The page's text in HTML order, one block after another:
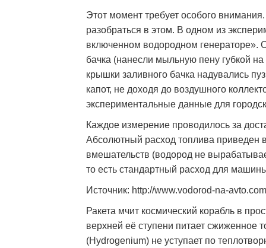
Этот момент требует особого
разобраться в этом. В одном из
включенном водородном генераторе».
бачка (нанесли мыльную пену губкой
крышки заливного бачка надувались
капот, не доходя до воздушного
экспериментальные данные для
Каждое измерение проводилось за
Абсолютный расход топлива приведен
вмешательств (водород не
то есть стандартный расход для
Источник: http://www.vodorod-na-
Ракета мчит космический корабль в
верхней её ступени питает сжиженное
(Hydrogenium) не уступает по